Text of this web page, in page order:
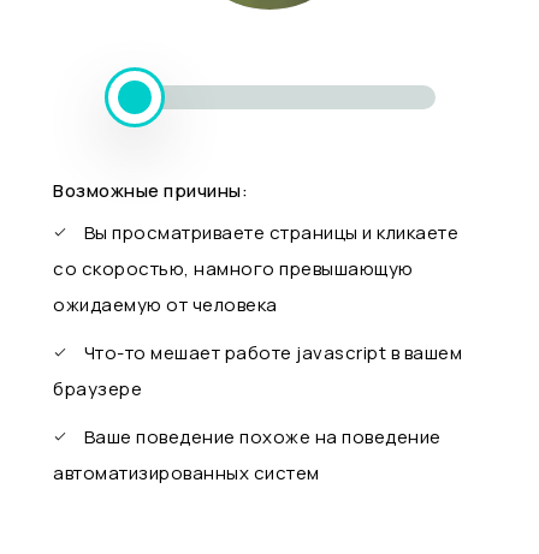
Возможные причины:
Вы просматриваете страницы и кликаете
со скоростью, намного превышающую
ожидаемую от человека
Что-то мешает работе javascript в вашем
браузере
Ваше поведение похоже на поведение
автоматизированных систем